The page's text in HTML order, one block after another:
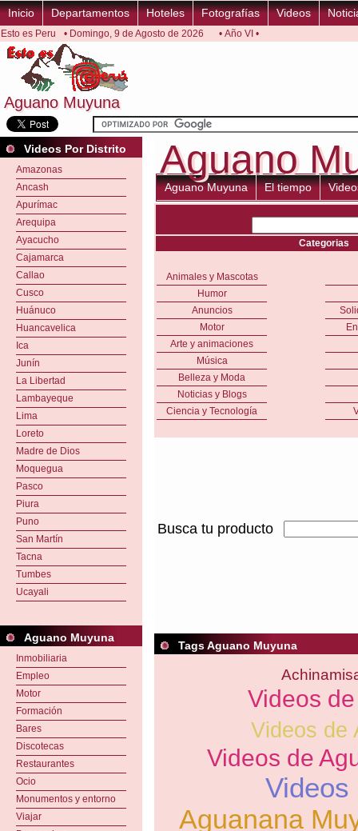
Aguano Muyuna
Aguano Muyuna
Inicio Departamentos Hoteles Fotografías Videos
Esto es Peru • Domingo, 9 de Agosto de 2026 • Año VI •
Videos Por Distrito
Amazonas
Ancash
Apurímac
Arequipa
Ayacucho
Cajamarca
Callao
Cusco
Huánuco
Huancavelica
Ica
Junín
La Libertad
Lambayeque
Lima
Loreto
Madre de Dios
Moquegua
Pasco
Piura
Puno
San Martín
Tacna
Tumbes
Ucayali
Aguano Muyuna
Inmobiliaria
Empleo
Motor
Formación
Bares
Discotecas
Restaurantes
Ocio
Monumentos y entorno
Viajar
Aguano
Aguano
Aguano Muyuna El tiempo
Categorias
Animales y Mascotas
Humor
Anuncios
Motor
Arte y animaciones
Música
Belleza y Moda
Noticias y Blogs
Ciencia y Tecnología
Busca tu producto
Tags Aguano Muyuna
Videos
Videos de
Videos de
Videos
Aguanana